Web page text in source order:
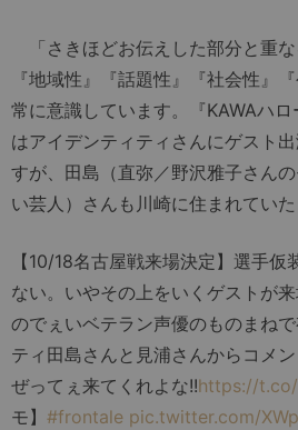
「さきほどお伝えした部分と重な
『地域性』『話題性』『社会性』
常に意識しています。『KAWAハ
はアイデンティティさんにゲスト
すが、田島（直弥／野沢雅子さん
い芸人）さんも川崎に住まれていた
【10/18名古屋戦来場決定】選手
ない。いやその上をいくゲストが
のでぇいベテラン声優のものまね
ティ田島さんと見浦さんからコメ
ぜってぇ来てくれよな!!https://
モ】 #frontale pic.twitter.com/